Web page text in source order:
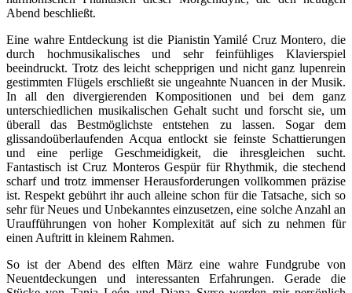
Abend beschließt.
Eine wahre Entdeckung ist die Pianistin Yamilé Cruz Montero, die
durch hochmusikalisches und sehr feinfühliges Klavierspiel
beeindruckt. Trotz des leicht schepprigen und nicht ganz lupenrein
gestimmten Flügels erschließt sie ungeahnte Nuancen in der Musik.
In all den divergierenden Kompositionen und bei dem ganz
unterschiedlichen musikalischen Gehalt sucht und forscht sie, um
überall das Bestmöglichste entstehen zu lassen. Sogar dem
glissandoüberlaufenden Acqua entlockt sie feinste Schattierungen
und eine perlige Geschmeidigkeit, die ihresgleichen sucht.
Fantastisch ist Cruz Monteros Gespür für Rhythmik, die stechend
scharf und trotz immenser Herausforderungen vollkommen präzise
ist. Respekt gebührt ihr auch alleine schon für die Tatsache, sich so
sehr für Neues und Unbekanntes einzusetzen, eine solche Anzahl an
Uraufführungen von hoher Komplexität auf sich zu nehmen für
einen Auftritt in kleinem Rahmen.
So ist der Abend des elften März eine wahre Fundgrube von
Neuentdeckungen und interessanten Erfahrungen. Gerade die